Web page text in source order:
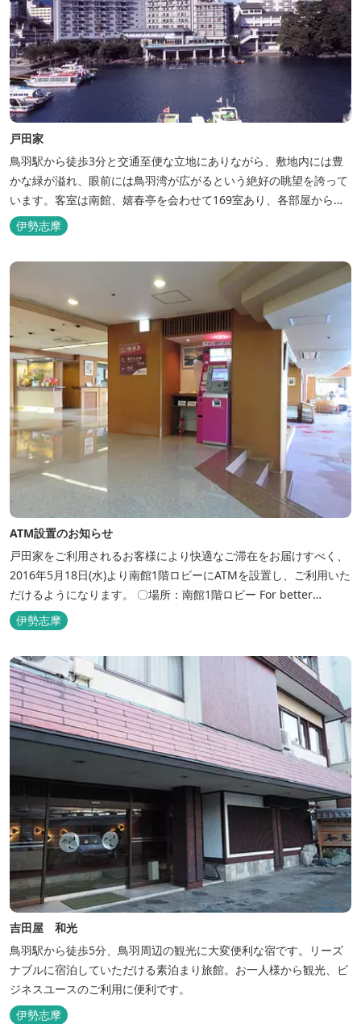
戸田家
鳥羽駅から徒歩3分と交通至便な立地にありながら、敷地内には豊
かな緑が溢れ、眼前には鳥羽湾が広がるという絶好の眺望を誇って
います。客室は南館、嬉春亭を会わせて169室あり、各部屋からの
景観の美しさも格別。伊勢湾で揚がった海の幸を使った会席料理も
自慢です。 旅の疲れを癒すには、男女あわせて13湯と足湯2湯の
伊勢志摩
ATM設置のお知らせ
戸田家をご利用されるお客様により快適なご滞在をお届けすべく、
2016年5月18日(水)より南館1階ロビーにATMを設置し、ご利用いた
だけるようになります。 〇場所：南館1階ロビー For better
convenience, ATM Machine which includes cash dispenser will
be available at Todaya Hotel’s 1...
伊勢志摩
吉田屋 和光
鳥羽駅から徒歩5分、鳥羽周辺の観光に大変便利な宿です。リーズ
ナブルに宿泊していただける素泊まり旅館。お一人様から観光、ビ
ジネスユースのご利用に便利です。
伊勢志摩